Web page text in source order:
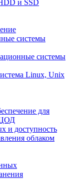
и SSD
системы
системы
Linux, Unix
для
ЦОД
и доступность
облаком